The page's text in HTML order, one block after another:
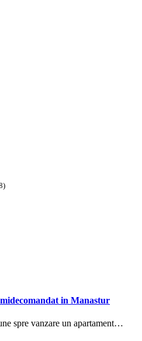
in Manastur
spre vanzare un apartament…